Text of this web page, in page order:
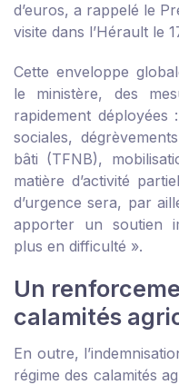
d’euros, a rappelé le
visite dans l’Hérault le
Cette enveloppe
le ministère, des
rapidement déployées
sociales,
bâti (TFNB),
matière d’activité
d’urgence sera, par
apporter un soutien
plus en difficulté ».
Un
calamités
En outre,
régime des calamités